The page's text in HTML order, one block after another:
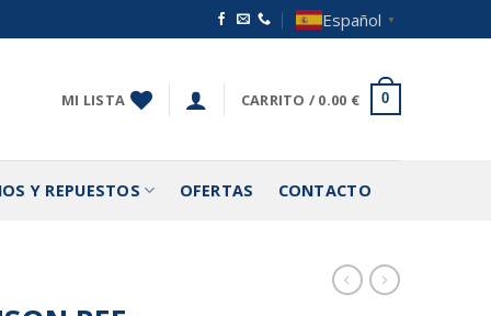
Español ▼
MI LISTA CARRITO / 0.00 € 0
Y REPUESTOS OFERTAS CONTACTO